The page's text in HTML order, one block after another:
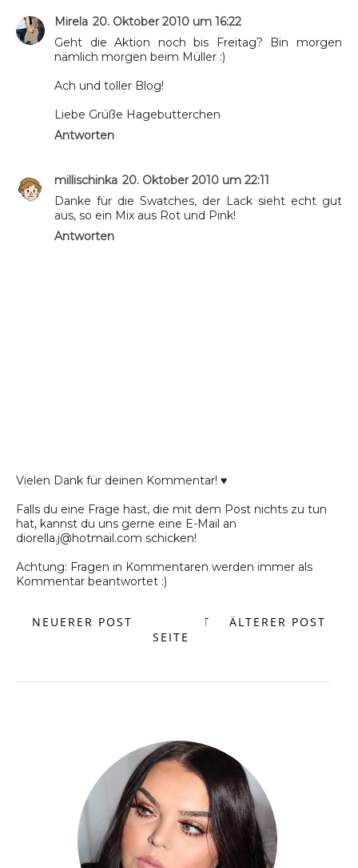
Mirela 20. Oktober 2010 um 16:22
Geht die Aktion noch bis Freitag? Bin morgen
nämlich morgen beim Müller :)
Ach und toller Blog!
Liebe Grüße Hagebutterchen
Antworten
millischinka 20. Oktober 2010 um 22:11
Danke für die Swatches, der Lack sieht echt gut
aus, so ein Mix aus Rot und Pink!
Antworten
Vielen Dank für deinen Kommentar! ♥
Falls du eine Frage hast, die mit dem Post nichts zu tun
hat, kannst du uns gerne eine E-Mail an
diorella.j@hotmail.com schicken!
Achtung: Fragen in Kommentaren werden immer als
Kommentar beantwortet :)
NEUERER POST ÄLTERER POST
START
SEITE